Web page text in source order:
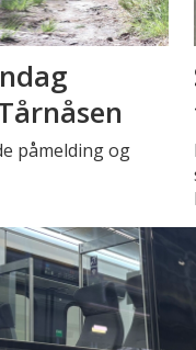
påmelding og